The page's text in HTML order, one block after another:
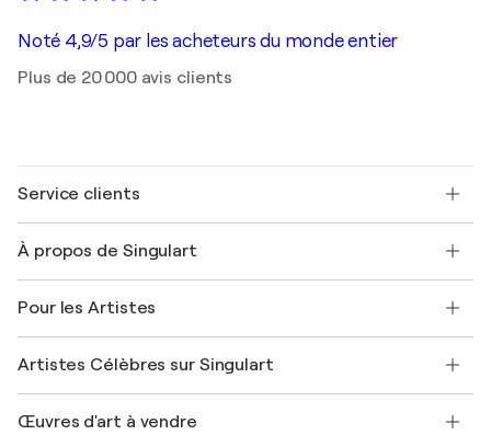
Noté 4,9/5 par les acheteurs du monde entier
Plus de 20 000 avis clients
Service clients
Expédition
Offrir une carte cadeau
Rejoignez notre programme commercial
Mon compte
+33 1 76 44 06 42
À propos de Singulart
FAQ
Magazine Singulart
Emplois
Découvrez une sélection d'art original
Pour les Artistes
Se connecter en tant qu'Artiste
Artistes Célèbres sur Singulart
Marc Chagall
Œuvres d'art à vendre